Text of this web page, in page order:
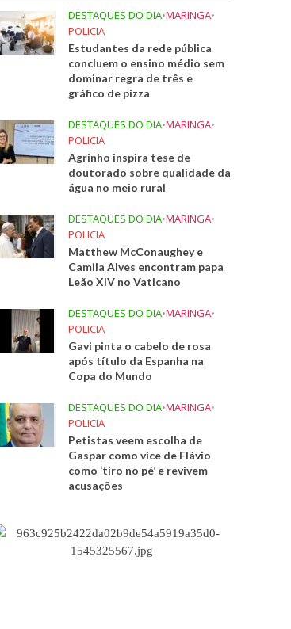
DESTAQUES DO DIA•MARINGA•
POLICIA
Estudantes da rede pública
concluem o ensino médio sem
dominar regra de três e
gráfico de pizza
DESTAQUES DO DIA•MARINGA•
POLICIA
Agrinho inspira tese de
doutorado sobre qualidade da
água no meio rural
DESTAQUES DO DIA•MARINGA•
POLICIA
Matthew McConaughey e
Camila Alves encontram papa
Leão XIV no Vaticano
DESTAQUES DO DIA•MARINGA•
POLICIA
Gavi pinta o cabelo de rosa
após título da Espanha na
Copa do Mundo
DESTAQUES DO DIA•MARINGA•
POLICIA
Petistas veem escolha de
Gaspar como vice de Flávio
como ‘tiro no pé’ e revivem
acusações